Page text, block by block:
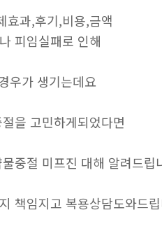
효과,후기,비용,금액
피임실패로 인해
우가 생기는데요
을 고민하게되었다면
중절 미프진 대해 알려드립
책임지고 복용상담도와드